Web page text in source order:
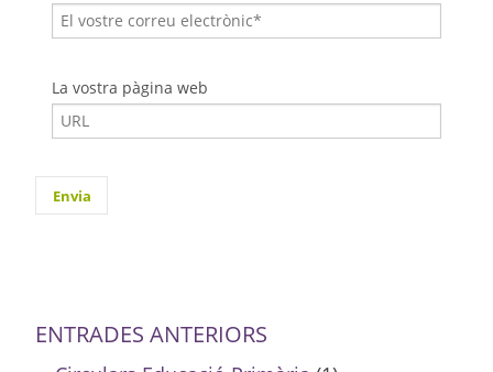
La vostra pàgina web
ENTRADES ANTERIORS